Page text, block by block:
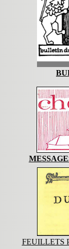
FEUILLETS